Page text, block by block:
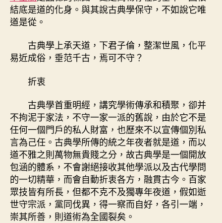
結底是道的化身。與其說古典學保守，不如說它唯
道是從。
古典學上承天道，下君子倫，整潔世風，化平
易近成俗，垂范千古，焉可不守？
折衷
古典學首重明經，講究學術傳承和積聚，卻并
不拘泥于家法，不守一家一派的舊說，由於它不是
任何一個門戶的私人財富，也歷來不以宣傳個別私
言為己任。古典學所傳的統之年夜者就是道，而以
道不雅之則萬物無貴賤之分，故古典學是一個開放
包涵的體系，不會謝絕接收其他學派以及古代學問
的一切精華，而會自動折衷各方，融貫古今。百家
眾技皆有所長，但都不克不及獨專年夜道，假如逝
世守宗派，黨同伐異，得一察而自好，各引一端，
崇其所善，則道術為全國裂矣。